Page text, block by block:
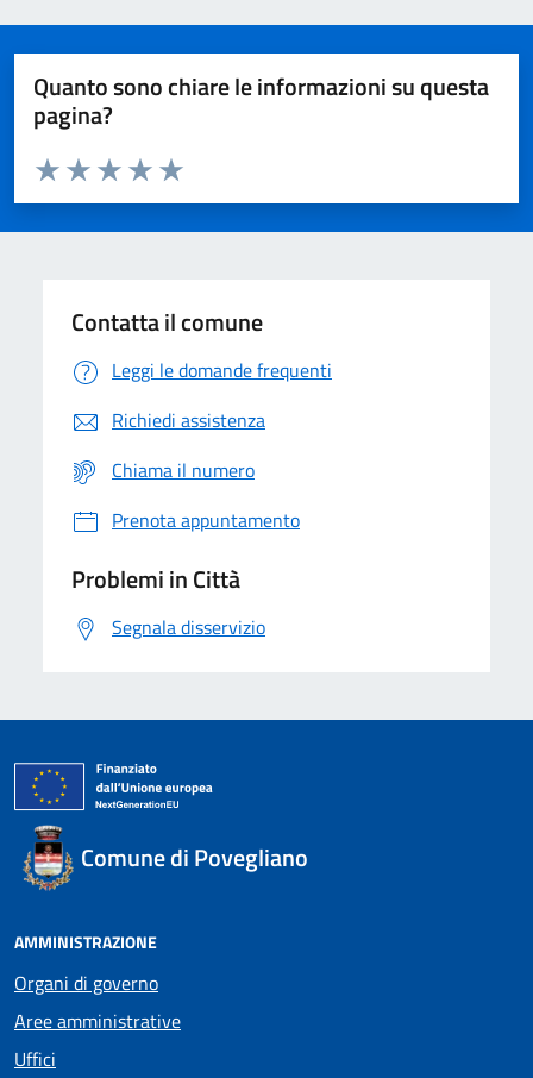
Quanto sono chiare le informazioni su questa
pagina?
Domanda
Valuta da 1 a 5 stelle la pagina
Valuta 5 stelle su 5
Valuta 4 stelle su 5
Valuta 3 stelle su 5
Valuta 2 stelle su 5
Valuta 1 stelle su 5
Contatta il comune
Leggi le domande frequenti
Richiedi assistenza
Chiama il numero
Prenota appuntamento
Problemi in Città
Segnala disservizio
Comune di Povegliano
AMMINISTRAZIONE
Organi di governo
Aree amministrative
Uffici